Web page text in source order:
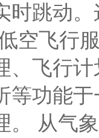
时跳动
空飞行
、飞行
等功能
。 从气